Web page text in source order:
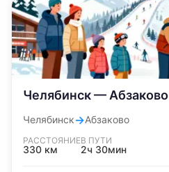
Челябинск — Абзаково
Челябинск→Абзаково
РАССТОЯНИЕ
330 км
В ПУТИ
2ч 30мин